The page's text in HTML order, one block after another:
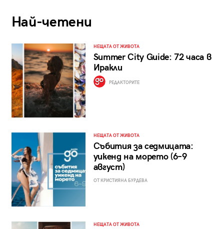
Най-четени
НЕЩАТА ОТ ЖИВОТА
Summer City Guide: 72 часа в
Иракли
РЕДАКТОРИТЕ
НЕЩАТА ОТ ЖИВОТА
Събития за седмицата:
уикенд на морето (6–9
август)
ОТ КРИСТИЯНА БУРДЕВА
НЕЩАТА ОТ ЖИВОТА